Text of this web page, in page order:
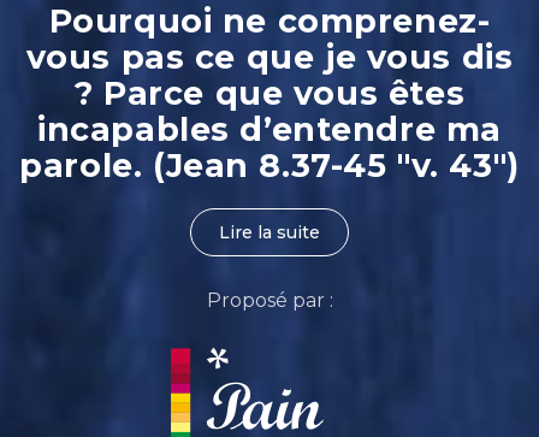
Pourquoi ne comprenez-
vous pas ce que je vous dis
? Parce que vous êtes
incapables d’entendre ma
parole. (Jean 8.37-45 "v. 43")
Lire la suite
Proposé par :